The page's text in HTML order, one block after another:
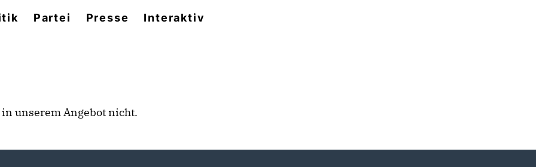
Partei Presse Interaktiv
unserem Angebot nicht.